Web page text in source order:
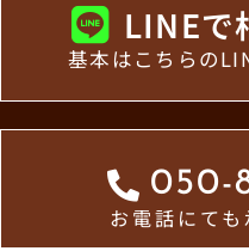
LINEで
基本はこちらの
050-
お電話にても